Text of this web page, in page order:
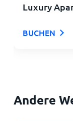
Luxury
BUCHEN
Andere